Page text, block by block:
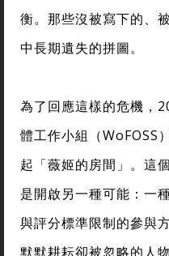
衡。那些沒被寫下的、
中長期遺失的拼圖。
為了回應這樣的危機，
體工作小組（WoFOSS
起「薇姬的房間」。這
是開啟另一種可能：一
與評分標準限制的參與
默默耕耘卻被忽略的人